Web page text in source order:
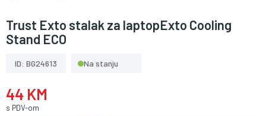
Trust Exto stalak za laptopExto Cooling
Stand ECO
ID: BG24613 Na stanju
44 KM
s PDV-om